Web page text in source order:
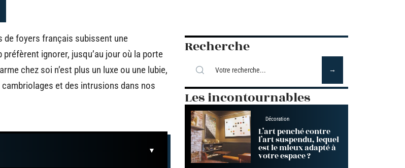
de foyers français subissent une
ignorer, jusqu’au jour où la porte
chez soi n’est plus un luxe ou une lubie,
et des intrusions dans nos
Recherche
Les incontournables
Décoration
L’art penché contre
l’art suspendu, lequel
est le mieux adapté à
votre espace ?